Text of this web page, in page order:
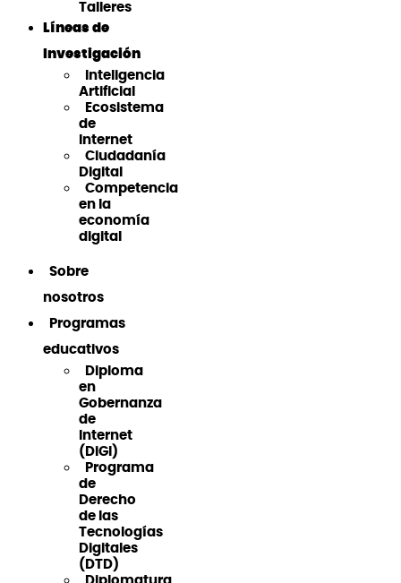
Talleres
Líneas de
Investigación
Inteligencia
Artificial
Ecosistema
de
Internet
Ciudadanía
Digital
Competencia
en la
economía
digital
Sobre
nosotros
Programas
educativos
Diploma
en
Gobernanza
de
Internet
(DiGI)
Programa
de
Derecho
de las
Tecnologías
Digitales
(DTD)